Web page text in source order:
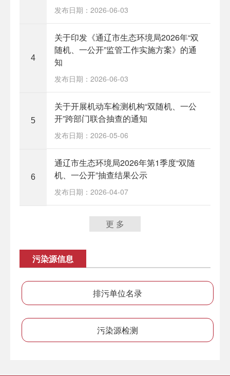
发布日期：2026-06-03
4
关于印发《通辽市生态环境局2026年“双
随机、一公开”监管工作实施方案》的通
知
发布日期：2026-06-03
5
关于开展机动车检测机构“双随机、一公
开”跨部门联合抽查的通知
发布日期：2026-05-06
6
通辽市生态环境局2026年第1季度“双随
机、一公开”抽查结果公示
发布日期：2026-04-07
更 多
污染源信息
排污单位名录
污染源检测